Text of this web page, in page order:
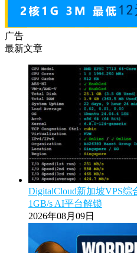
广告
最新文章
DigitalCloud新加坡VPS
1GB/s AI平台解锁
2026年08月09日